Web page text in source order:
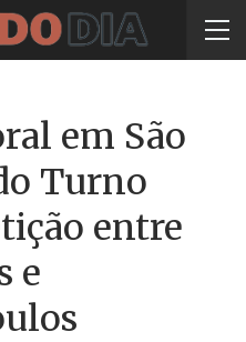
em São
Turno
entre
e